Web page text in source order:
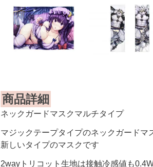
商品詳細
ネックガードマスクマルチタイプ
マジックテープタイプのネックガードマ
新しいタイプのマスクです
2wayトリコット生地は接触冷感値も